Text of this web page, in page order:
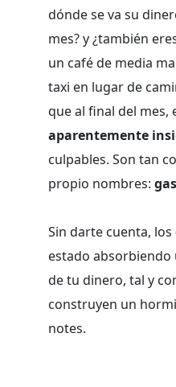
dónde se va su
mes? y ¿también
un café de media
taxi en lugar de
que al final del mes,
aparentemente
culpables. Son tan
propio nombres:
Sin darte cuenta, los
estado
de tu dinero, tal y
construyen un
notes.